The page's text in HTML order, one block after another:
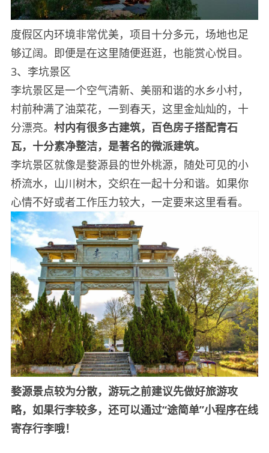
度假区内环境非常优美，项目十分多元，场地也足
够辽阔。即便是在这里随便逛逛，也能赏心悦目。
3、李坑景区
李坑景区是一个空气清新、美丽和谐的水乡小村，
村前种满了油菜花，一到春天，这里金灿灿的，十
分漂亮。 村内有很多古建筑，百色房子搭配青石
瓦，十分素净整洁，是著名的微派建筑。
李坑景区就像是婺源县的世外桃源，随处可见的小
桥流水，山川树木，交织在一起十分和谐。如果你
心情不好或者工作压力较大，一定要来这里看看。
婺源景点较为分散，游玩之前建议先做好旅游攻
略，如果行李较多，还可以通过“途简单”小程序在线
寄存行李哦！